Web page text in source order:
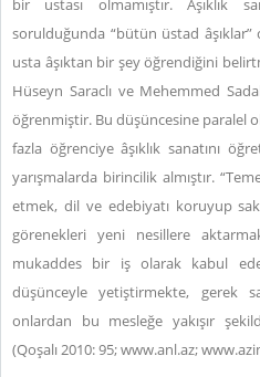
bir ustası olmamıştır. Âşıklık
sorulduğunda “bütün üstad âşıklar”
usta âşıktan bir şey öğrendiğini
Hüseyn Saraclı ve Mehemmed
öğrenmiştir. Bu düşüncesine paralel
fazla öğrenciye âşıklık sanatını
yarışmalarda birincilik almıştır.
etmek, dil ve edebiyatı koruyup
görenekleri yeni nesillere
mukaddes bir iş olarak kabul
düşünceyle yetiştirmekte, gerek
onlardan bu mesleğe yakışır
(Qoşalı 2010: 95;www.anl.az; www.